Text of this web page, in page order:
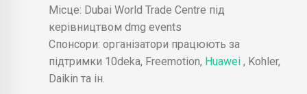
Місце: Dubai World Trade Centre під
керівництвом dmg events
Спонсори: організатори працюють за
підтримки 10deka, Freemotion, Huawei , Kohler,
Daikin та ін.